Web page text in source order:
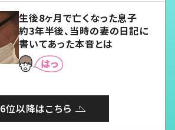
生後8ヶ月で亡くなった息子
約3年半後、当時の妻の日記に
書いてあった本音とは
6位以降はこちら